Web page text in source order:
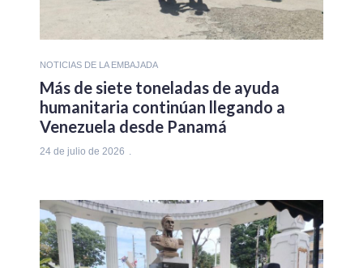
NOTICIAS DE LA EMBAJADA
Más de siete toneladas de ayuda
humanitaria continúan llegando a
Venezuela desde Panamá
24 de julio de 2026